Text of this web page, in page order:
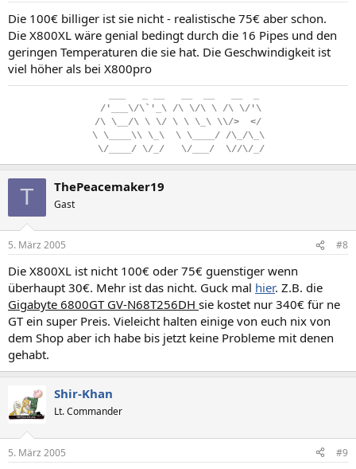
Die 100€ billiger ist sie nicht - realistische 75€ aber schon.
Die X800XL wäre genial bedingt durch die 16 Pipes und den
geringen Temperaturen die sie hat. Die Geschwindigkeit ist
viel höher als bei X800pro
/'___\/\`'_\ /\ \/\ \ /\ \/'\
/\ \__/\ \ \/ \ \ \_\ \\/>
</
\. \____\\. \_\.. \. \____/. /\_/\_\
\/____/. \/_/... \/___/.. \//\/_/
T ThePeacemaker19
Gast
5. März 2005 #8
Die X800XL ist nicht 100€ oder 75€ guenstiger wenn
überhaupt 30€. Mehr ist das nicht. Guck mal hier. Z.B. die
Gigabyte 6800GT GV-N68T256DH sie kostet nur 340€ für ne
GT ein super Preis. Vieleicht halten einige von euch nix von
dem Shop aber ich habe bis jetzt keine Probleme mit denen
gehabt.
Shir-Khan
Lt. Commander
5. März 2005 #9